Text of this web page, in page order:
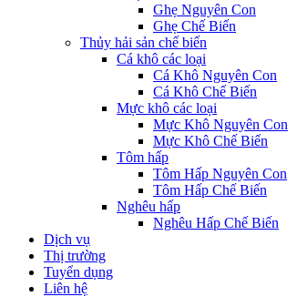
Ghẹ Nguyên Con
Ghẹ Chế Biến
Thủy hải sản chế biến
Cá khô các loại
Cá Khô Nguyên Con
Cá Khô Chế Biến
Mực khô các loại
Mực Khô Nguyên Con
Mực Khô Chế Biến
Tôm hấp
Tôm Hấp Nguyên Con
Tôm Hấp Chế Biến
Nghêu hấp
Nghêu Hấp Chế Biến
Dịch vụ
Thị trường
Tuyển dụng
Liên hệ